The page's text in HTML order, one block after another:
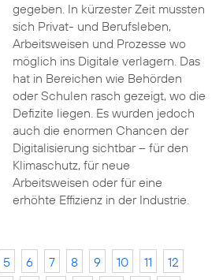
gegeben. In kürzester Zeit mussten
sich Privat- und Berufsleben,
Arbeitsweisen und Prozesse wo
möglich ins Digitale verlagern. Das
hat in Bereichen wie Behörden
oder Schulen rasch gezeigt, wo die
Defizite liegen. Es wurden jedoch
auch die enormen Chancen der
Digitalisierung sichtbar – für den
Klimaschutz, für neue
Arbeitsweisen oder für eine
erhöhte Effizienz in der Industrie.
5 6 7 8 9 10 11
12